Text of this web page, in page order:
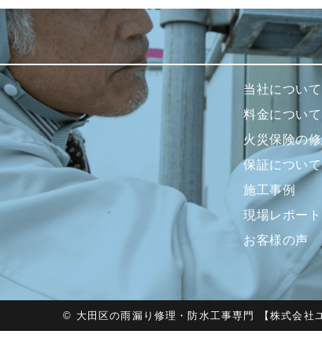
当社について
料金について
火災保険の
保証について
施工事例
現場レポート
お客様の声
© 大田区の雨漏り修理・防水工事専門 【株式会社